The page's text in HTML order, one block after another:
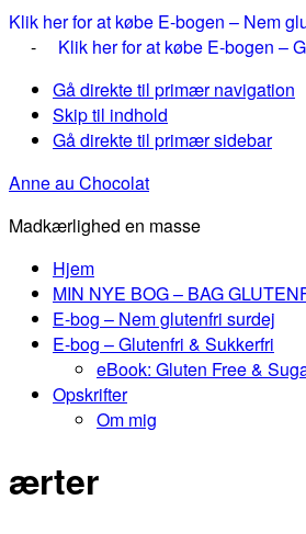
Klik her for at købe E-bogen – Nem
- Klik her for at købe E-bogen –
Gå direkte til primær navigation
Skip til indhold
Gå direkte til primær sidebar
Anne au Chocolat
Madkærlighed en masse
Hjem
MIN NYE BOG – BAG
E-bog – Nem glutenfri surdej
E-bog – Glutenfri & Sukkerfri
eBook: Gluten Free &
Opskrifter
Om mig
ærter